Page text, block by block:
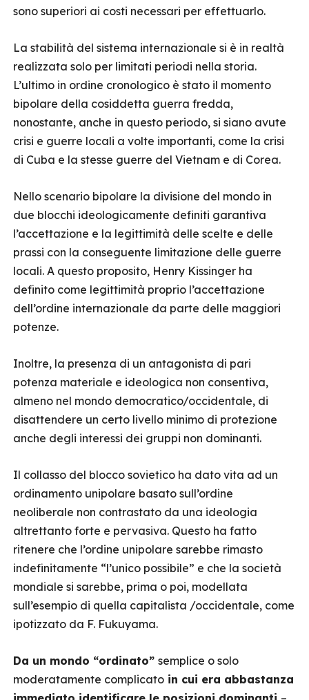
sono superiori ai costi necessari per effettuarlo.
La stabilità del sistema internazionale si è in realtà
realizzata solo per limitati periodi nella storia.
L’ultimo in ordine cronologico è stato il momento
bipolare della cosiddetta guerra fredda,
nonostante, anche in questo periodo, si siano avute
crisi e guerre locali a volte importanti, come la crisi
di Cuba e la stesse guerre del Vietnam e di Corea.
Nello scenario bipolare la divisione del mondo in
due blocchi ideologicamente definiti garantiva
l’accettazione e la legittimità delle scelte e delle
prassi con la conseguente limitazione delle guerre
locali. A questo proposito, Henry Kissinger ha
definito come legittimità proprio l’accettazione
dell’ordine internazionale da parte delle maggiori
potenze.
Inoltre, la presenza di un antagonista di pari
potenza materiale e ideologica non consentiva,
almeno nel mondo democratico/occidentale, di
disattendere un certo livello minimo di protezione
anche degli interessi dei gruppi non dominanti.
Il collasso del blocco sovietico ha dato vita ad un
ordinamento unipolare basato sull’ordine
neoliberale non contrastato da una ideologia
altrettanto forte e pervasiva. Questo ha fatto
ritenere che l’ordine unipolare sarebbe rimasto
indefinitamente “l’unico possibile” e che la società
mondiale si sarebbe, prima o poi, modellata
sull’esempio di quella capitalista /occidentale, come
ipotizzato da F. Fukuyama.
Da un mondo “ordinato” semplice o solo
moderatamente complicato in cui era abbastanza